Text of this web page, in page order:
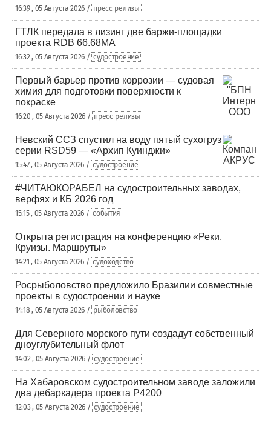
16:39 , 05 Августа 2026 / пресс-релизы
ГТЛК передала в лизинг две баржи-площадки
проекта RDB 66.68МА
16:32 , 05 Августа 2026 / судостроение
Первый барьер против коррозии — судовая
химия для подготовки поверхности к
покраске
16:20 , 05 Августа 2026 / пресс-релизы
Невский ССЗ спустил на воду пятый сухогруз
серии RSD59 — «Архип Куинджи»
15:47 , 05 Августа 2026 / судостроение
#ЧИТАЮКОРАБЕЛ на судостроительных заводах,
верфях и КБ 2026 год
15:15 , 05 Августа 2026 / события
Открыта регистрация на конференцию «Реки.
Круизы. Маршруты»
14:21 , 05 Августа 2026 / судоходство
Росрыболовство предложило Бразилии совместные
проекты в судостроении и науке
14:18 , 05 Августа 2026 / рыболовство
Для Северного морского пути создадут собственный
дноуглубительный флот
14:02 , 05 Августа 2026 / судостроение
На Хабаровском судостроительном заводе заложили
два дебаркадера проекта Р4200
12:03 , 05 Августа 2026 / судостроение